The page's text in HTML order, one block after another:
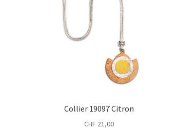
Collier 19097 Citron
CHF 21,00